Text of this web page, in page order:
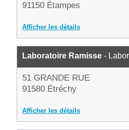
91150 Étampes
Afficher les détails
Laboratoire Ramisse -
51 GRANDE RUE
91580 Étréchy
Afficher les détails